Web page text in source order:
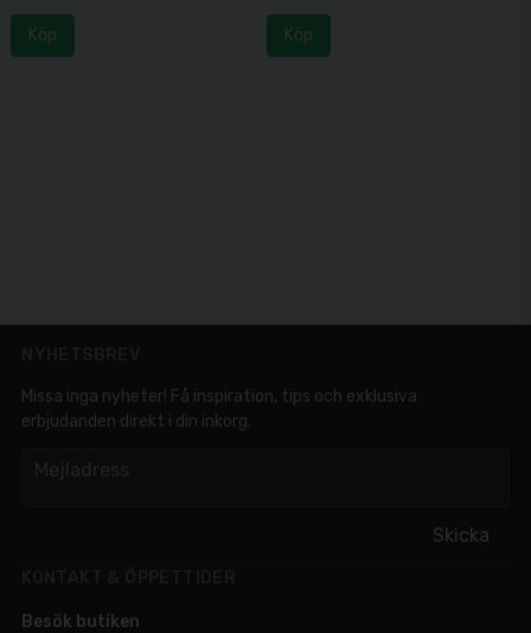
Köp Köp
Skicka
Missa inga nyheter! Få inspiration, tips och exklusiva
erbjudanden direkt i din inkorg.
Besök butiken